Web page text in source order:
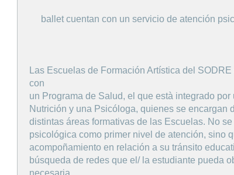
ballet cuentan con un servicio de atención
Las Escuelas de Formación Artística del
con
un Programa de Salud, el que està integrado
Nutrición y una Psicóloga, quienes se encargan
distintas áreas formativas de las Escuelas. No
psicológica como primer nivel de atención, sino
acompoñamiento en relación a su tránsito
búsqueda de redes que el/ la estudiante pueda
necesaria.